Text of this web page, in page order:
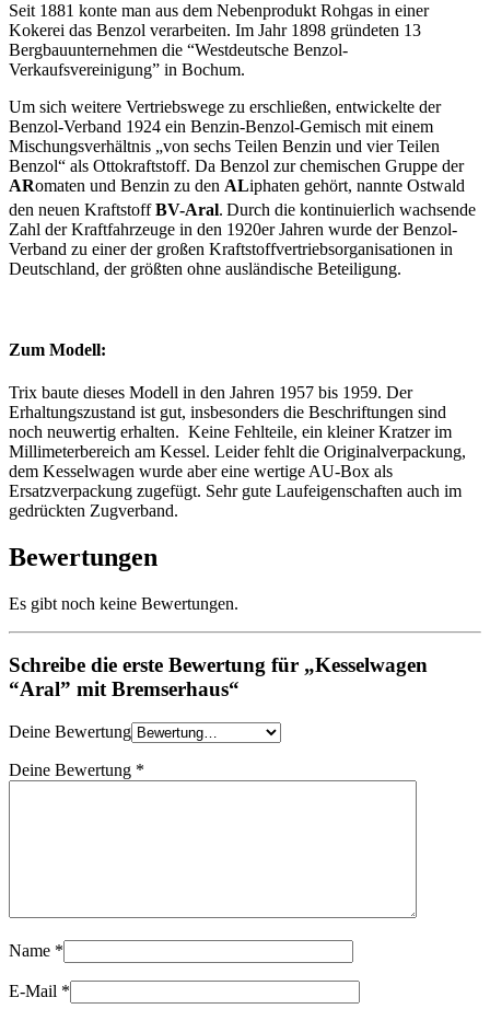
Seit 1881 konte man aus dem Nebenprodukt Rohgas in einer
Kokerei das Benzol verarbeiten. Im Jahr 1898 gründeten 13
Bergbauunternehmen die “Westdeutsche Benzol-
Verkaufsvereinigung” in Bochum.
Um sich weitere Vertriebswege zu erschließen, entwickelte der
Benzol-Verband 1924 ein Benzin-Benzol-Gemisch mit einem
Mischungsverhältnis „von sechs Teilen Benzin und vier Teilen
Benzol“ als Ottokraftstoff. Da Benzol zur chemischen Gruppe der
ARomaten und Benzin zu den ALiphaten gehört, nannte Ostwald
den neuen KraftstoffBV-Aral. Durch die kontinuierlich wachsende
Zahl der Kraftfahrzeuge in den 1920er Jahren wurde der Benzol-
Verband zu einer der großen Kraftstoffvertriebsorganisationen in
Deutschland, der größten ohne ausländische Beteiligung.
Zum Modell:
Trix baute dieses Modell in den Jahren 1957 bis 1959. Der
Erhaltungszustand ist gut, insbesonders die Beschriftungen sind
noch neuwertig erhalten. Keine Fehlteile, ein kleiner Kratzer im
Millimeterbereich am Kessel. Leider fehlt die Originalverpackung,
dem Kesselwagen wurde aber eine wertige AU-Box als
Ersatzverpackung zugefügt. Sehr gute Laufeigenschaften auch im
gedrückten Zugverband.
Bewertungen
Es gibt noch keine Bewertungen.
Schreibe die erste Bewertung für „Kesselwagen
“Aral” mit Bremserhaus“
Deine Bewertung
Deine Bewertung *
Name *
E-Mail *